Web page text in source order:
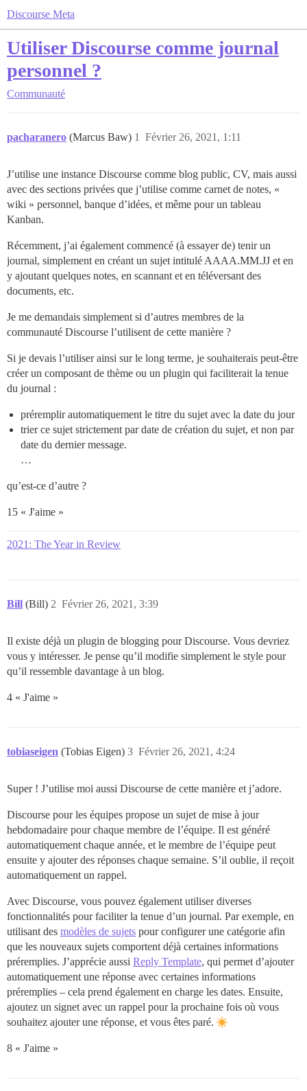
Discourse Meta
Utiliser Discourse comme journal
personnel ?
Communauté
pacharanero (Marcus Baw) Février 26, 2021, 1:11
1
J’utilise une instance Discourse comme blog public, CV, mais aussi
avec des sections privées que j’utilise comme carnet de notes, «
wiki » personnel, banque d’idées, et même pour un tableau
Kanban.
Récemment, j’ai également commencé (à essayer de) tenir un
journal, simplement en créant un sujet intitulé AAAA.MM.JJ et en
y ajoutant quelques notes, en scannant et en téléversant des
documents, etc.
Je me demandais simplement si d’autres membres de la
communauté Discourse l’utilisent de cette manière ?
Si je devais l’utiliser ainsi sur le long terme, je souhaiterais peut-être
créer un composant de thème ou un plugin qui faciliterait la tenue
du journal :
préremplir automatiquement le titre du sujet avec la date du jour
trier ce sujet strictement par date de création du sujet, et non par
date du dernier message.
…
qu’est-ce d’autre ?
15 « J'aime »
2021: The Year in Review
Bill (Bill) Février 26, 2021, 3:39
2
Il existe déjà un plugin de blogging pour Discourse. Vous devriez
vous y intéresser. Je pense qu’il modifie simplement le style pour
qu’il ressemble davantage à un blog.
4 « J'aime »
tobiaseigen (Tobias Eigen) Février 26, 2021, 4:24
3
Super ! J’utilise moi aussi Discourse de cette manière et j’adore.
Discourse pour les équipes propose un sujet de mise à jour
hebdomadaire pour chaque membre de l’équipe. Il est généré
automatiquement chaque année, et le membre de l’équipe peut
ensuite y ajouter des réponses chaque semaine. S’il oublie, il reçoit
automatiquement un rappel.
Avec Discourse, vous pouvez également utiliser diverses
fonctionnalités pour faciliter la tenue d’un journal. Par exemple, en
utilisant des modèles de sujets pour configurer une catégorie afin
que les nouveaux sujets comportent déjà certaines informations
préremplies. J’apprécie aussi Reply Template, qui permet d’ajouter
automatiquement une réponse avec certaines informations
préremplies – cela prend également en charge les dates. Ensuite,
ajoutez un signet avec un rappel pour la prochaine fois où vous
souhaitez ajouter une réponse, et vous êtes paré.
8 « J'aime »